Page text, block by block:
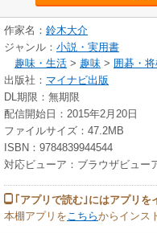
作家名： 鈴木大介
ジャンル： 小説・実用書
趣味・生活 > 趣味 > 囲碁・
出版社： マイナビ出版
DL期限：無期限
配信開始日：2015年2月20日
ファイルサイズ：47.2MB
ISBN：9784839944544
対応ビューア：ブラウザビュー
｢アプリで読む｣にはアプリを
本棚アプリを こちらからインス